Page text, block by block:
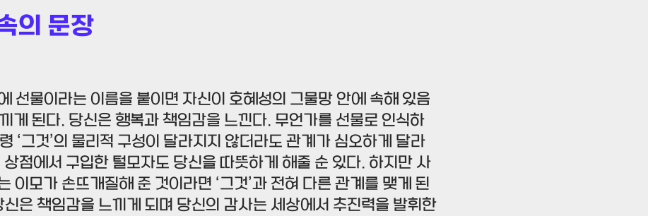
의 문장
선물이라는 이름을 붙이면 자신이 호혜성의 그물망 안에 속해 있음
게 된다. 당신은 행복과 책임감을 느낀다. 무언가를 선물로 인식하
‘그것’의 물리적 구성이 달라지지 않더라도 관계가 심오하게 달라
상점에서 구입한 털모자도 당신을 따뜻하게 해줄 순 있다. 하지만 사
이모가 손뜨개질해 준 것이라면 ‘그것’과 전혀 다른 관계를 맺게 된
신은 책임감을 느끼게 되며 당신의 감사는 세상에서 추진력을 발휘한